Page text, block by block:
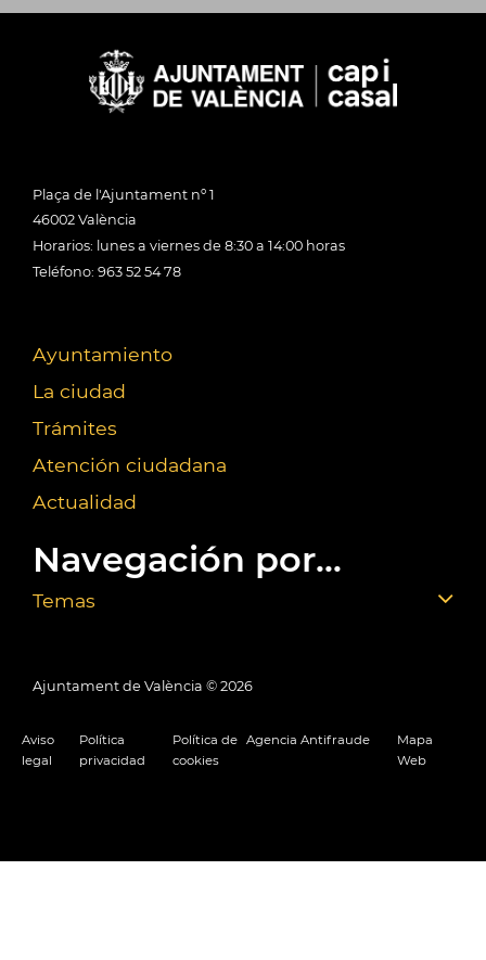
Plaça de l'Ajuntament nº 1
46002 València
Horarios: lunes a viernes de 8:30 a 14:00 horas
Teléfono: 963 52 54 78
Ayuntamiento
La ciudad
Trámites
Atención ciudadana
Actualidad
Navegación por...
Temas
Ajuntament de València © 2026
Aviso
legal
Política
privacidad
Política de
cookies
Agencia Antifraude
Mapa
Web